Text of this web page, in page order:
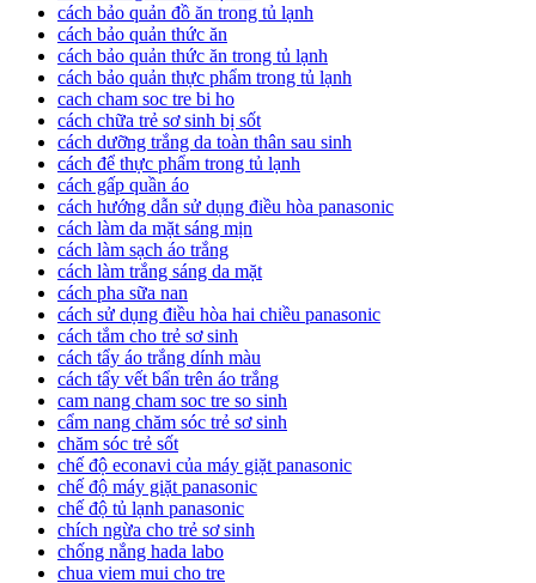
cách bảo quản đồ ăn trong tủ lạnh
cách bảo quản thức ăn
cách bảo quản thức ăn trong tủ lạnh
cách bảo quản thực phẩm trong tủ lạnh
cach cham soc tre bi ho
cách chữa trẻ sơ sinh bị sốt
cách dưỡng trắng da toàn thân sau sinh
cách để thực phẩm trong tủ lạnh
cách gấp quần áo
cách hướng dẫn sử dụng điều hòa panasonic
cách làm da mặt sáng mịn
cách làm sạch áo trắng
cách làm trắng sáng da mặt
cách pha sữa nan
cách sử dụng điều hòa hai chiều panasonic
cách tắm cho trẻ sơ sinh
cách tẩy áo trắng dính màu
cách tẩy vết bẩn trên áo trắng
cam nang cham soc tre so sinh
cẩm nang chăm sóc trẻ sơ sinh
chăm sóc trẻ sốt
chế độ econavi của máy giặt panasonic
chế độ máy giặt panasonic
chế độ tủ lạnh panasonic
chích ngừa cho trẻ sơ sinh
chống nắng hada labo
chua viem mui cho tre